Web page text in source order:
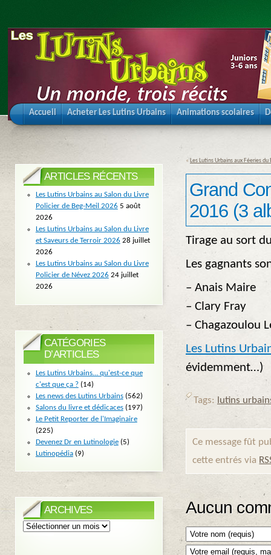
Accueil Acheter Les Lutins Urbains Animations scolaires
« Les Lutins Urbains aux Féeries du
Grand
2016 (3
Tirage au sort
Les gagnants
– Anais Maire
– Clary Fray
– Chagazoulou
Les Lutins
évidemment…)
Tags: lutins
Ce message fût
cette entrés via
Aucun
ARTICLES RÉCENTS
Les Lutins Urbains au Salon du Livre
Policier de Beg-Meil 2026 5 août
2026
Les Lutins Urbains au Salon du Livre
et Saveurs de Terroir 2026 28 juillet
2026
Les Lutins Urbains au Salon du Livre
Policier de Névez 2026 24 juillet
2026
CATÉGORIES
D’ARTICLES
Les Lutins Urbains… qu'est-ce que
c'est que ça ?(14)
Les news des Lutins Urbains(562)
Salons du livre et dédicaces(197)
Le Petit Reporter de l'Imaginaire
(225)
Devenez Dr en Lutinologie(5)
Lutinopédia(9)
ARCHIVES
Archives